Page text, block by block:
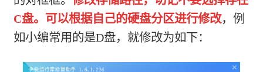
C盘。可以根据自己的硬盘分区进行修改，例
如小编常用的是D盘，就修改为如下：